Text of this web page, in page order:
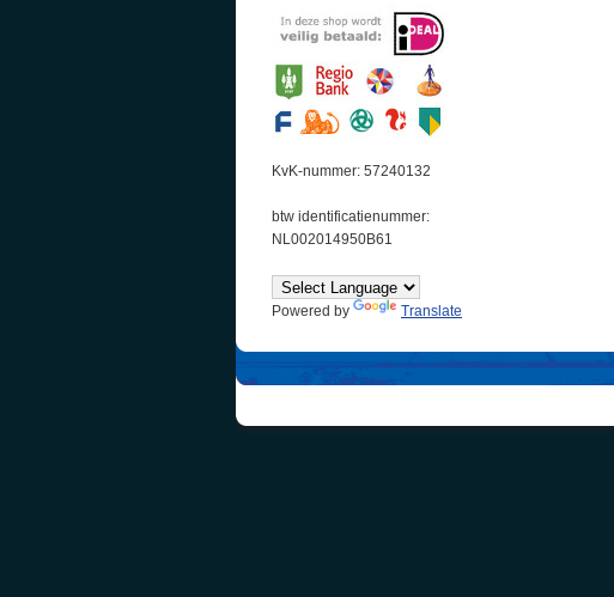
KvK-nummer: 57240132
btw identificatienummer:
NL002014950B61
Powered by Translate